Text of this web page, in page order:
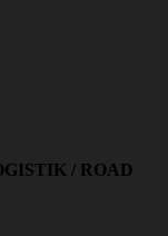
/ ROAD